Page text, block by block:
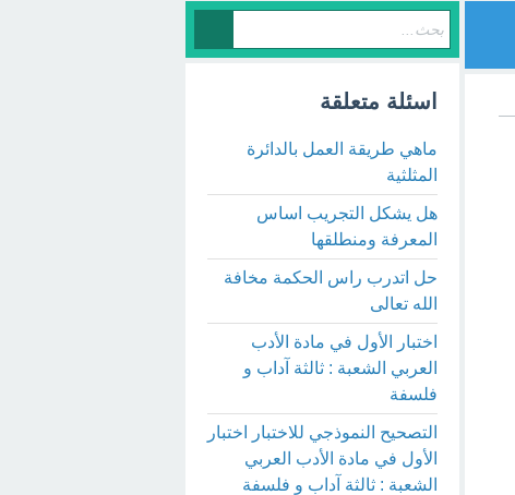
اسئلة متعلقة
ماهي طريقة العمل بالدائرة
المثلثية
هل يشكل التجريب اساس
المعرفة ومنطلقها
حل اتدرب راس الحكمة مخافة
الله تعالى
اختبار الأول في مادة الأدب
العربي الشعبة : ثالثة آداب و
فلسفة
التصحيح النموذجي للاختبار اختبار
الأول في مادة الأدب العربي
الشعبة : ثالثة آداب و فلسفة